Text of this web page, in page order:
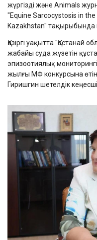
жүргізді және Animals
"Equine Sarcocystosis in
Kazakhstan"
Қазіргі уақытта
жабайы суда жүзетін
эпизоотиялық
жылғы МФ конкурсына
Гиришгин шетелдік